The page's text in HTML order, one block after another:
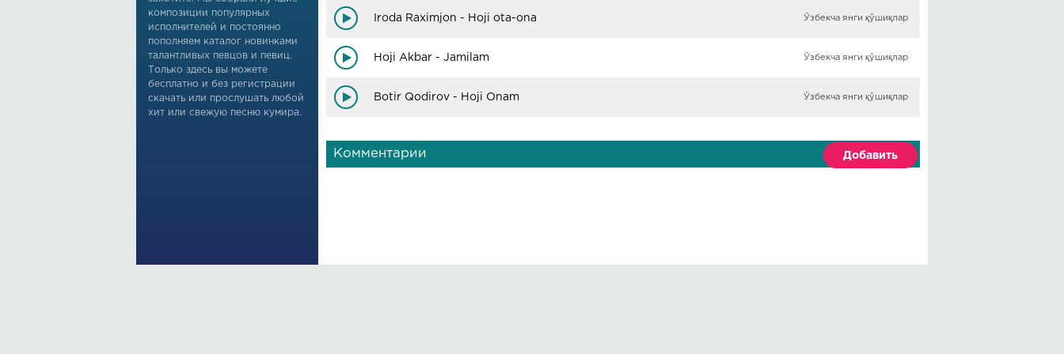
Rozi qilsam ikki panohim
Kechirgil ey barcha gunohim
Sendan bitta o'tinchim Allohim
Hoji qilay ota onamni
Iroda Raximjon - Hoji ota-ona Ўзбекча янги қўшиқлар
Hoji Akbar - Jamilam Ўзбекча янги қўшиқлар
Botir Qodirov - Hoji Onam Ўзбекча янги қўшиқлар
Комментарии Добавить
композиции популярных
исполнителей и постоянно
пополняем каталог новинками
талантливых певцов и певиц.
Только здесь вы можете
бесплатно и без регистрации
скачать или прослушать любой
хит или свежую песню кумира.